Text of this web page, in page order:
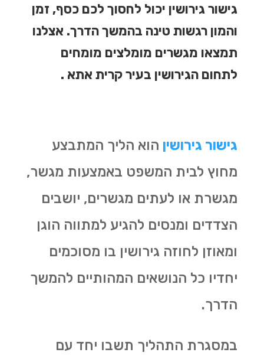
גישור גירושין יכול לחסוך לכם כסף, זמן
והמון רגשות טינה בהמשך הדרך. אצלנו
תמצאו מגשרים מומלצים מומחים
לתחום הגירושין בעיר קרית אתא .
גישור גירושין הוא הליך המתבצע
מחוץ לבית המשפט באמצעות מגשר,
מגשרת או לעתים מגשרים, יושבים
הצדדים ומנסים להגיע למתווה הוגן
ומאוזן לחוזה גירושין בו מסוכמים
יחדיו כל הנושאים המהותיים להמשך
הדרך.
במסגרת התהליך תשבו יחד עם